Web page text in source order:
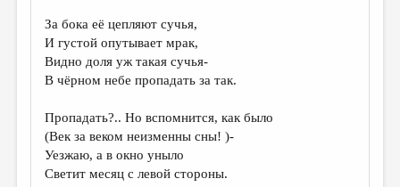
ПРОИЗВЕДЕНИЯ
ПЕРЕВОДЫ
КОНКУРСЫ
ДЕТСКАЯ КОМНАТА
КНИЖНАЯ ПОЛКА
ОБЗОР ЛИТЕРАТУРЫ
За бока её цепляют сучья,
И густой опутывает мрак,
Видно доля уж такая сучья-
В чёрном небе пропадать за так.
Пропадать?.. Но вспомнится, как было
(Век за веком неизменны сны! )-
Уезжаю, а в окно уныло
Светит месяц с левой стороны.